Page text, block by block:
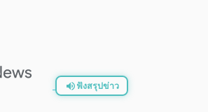
ฟังสรุปข่าว